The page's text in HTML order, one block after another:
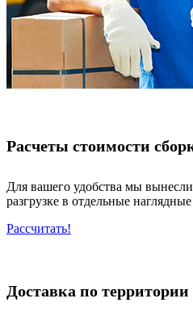
Расчеты стоимости
Для вашего удобства мы
разгрузке в отдельные
Рассчитать!
Доставка по